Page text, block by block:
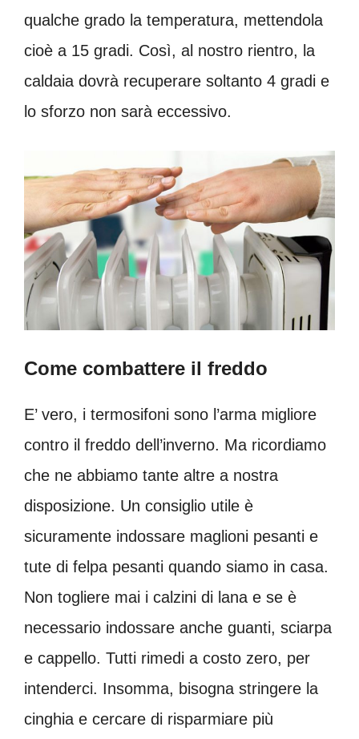
qualche grado la temperatura, mettendola
cioè a 15 gradi. Così, al nostro rientro, la
caldaia dovrà recuperare soltanto 4 gradi e
lo sforzo non sarà eccessivo.
Come combattere il freddo
E’ vero, i termosifoni sono l’arma migliore
contro il freddo dell’inverno. Ma ricordiamo
che ne abbiamo tante altre a nostra
disposizione. Un consiglio utile è
sicuramente indossare maglioni pesanti e
tute di felpa pesanti quando siamo in casa.
Non togliere mai i calzini di lana e se è
necessario indossare anche guanti, sciarpa
e cappello. Tutti rimedi a costo zero, per
intenderci. Insomma, bisogna stringere la
cinghia e cercare di risparmiare più